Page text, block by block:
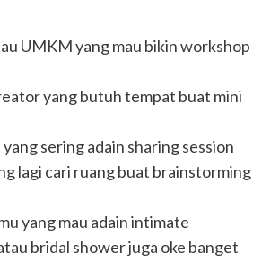
UMKM yang mau bikin workshop
yang butuh tempat buat mini
sering adain sharing session
lagi cari ruang buat brainstorming
yang mau adain intimate
bridal shower juga oke banget